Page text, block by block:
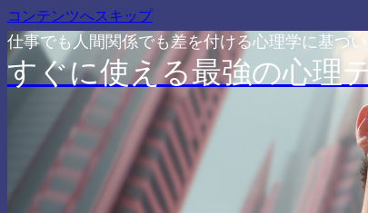
コンテンツへスキップ
仕事でも人間関係でも差を付ける心理学に基づ
すぐに使える最強の心理